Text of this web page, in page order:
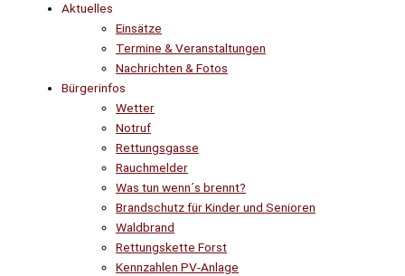
Aktuelles
Einsätze
Termine & Veranstaltungen
Nachrichten & Fotos
Bürgerinfos
Wetter
Notruf
Rettungsgasse
Rauchmelder
Was tun wenn´s brennt?
Brandschutz für Kinder und Senioren
Waldbrand
Rettungskette Forst
Kennzahlen PV-Anlage